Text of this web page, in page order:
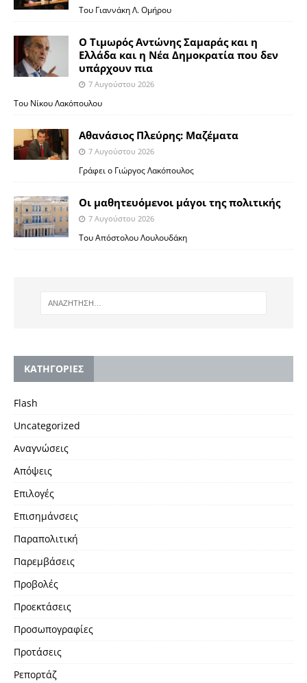
Του Γιαννάκη Λ. Ομήρου
Ο Τιμωρός Αντώνης Σαμαράς και η
Ελλάδα και η Νέα Δημοκρατία που δεν
υπάρχουν πια
7 Αυγούστου 2026
Του Νίκου Λακόπουλου
Αθανάσιος Πλεύρης: Μαζέματα
7 Αυγούστου 2026
Γράφει ο Γιώργος Λακόπουλος
Οι μαθητευόμενοι μάγοι της πολιτικής
7 Αυγούστου 2026
Του Απόστολου Λουλουδάκη
KΑΤΗΓΟΡΙΕΣ
Flash
Uncategorized
Αναγνώσεις
Απόψεις
Επιλογές
Επισημάνσεις
Παραπολιτική
Παρεμβάσεις
Προβολές
Προεκτάσεις
Προσωπογραφίες
Προτάσεις
Ρεπορτάζ